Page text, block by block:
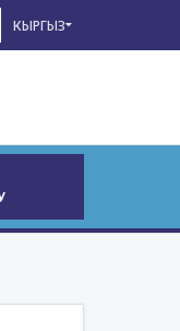
КЫРГЫЗ